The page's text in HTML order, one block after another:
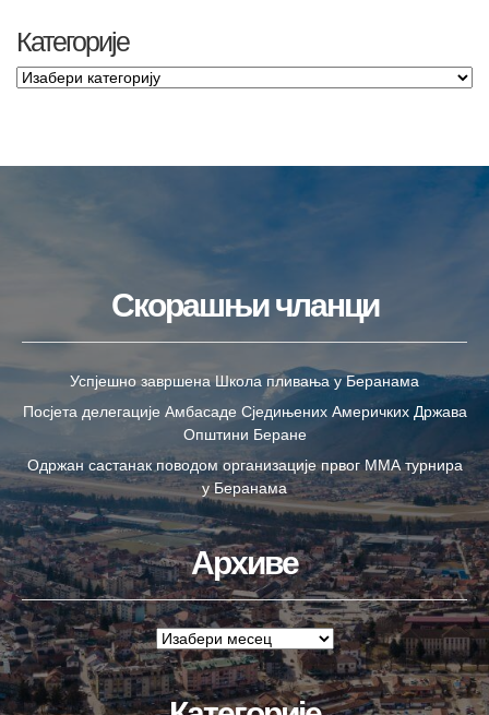
Категорије
Скорашњи чланци
Успјешно завршена Школа пливања у Беранама
Посјета делегације Амбасаде Сједињених Америчких Држава
Општини Беране
Одржан састанак поводом организације првог ММА турнира
у Беранама
Архиве